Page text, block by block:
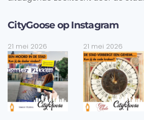
CityGoose op Instagram
21 mei 2026 21 mei 2026